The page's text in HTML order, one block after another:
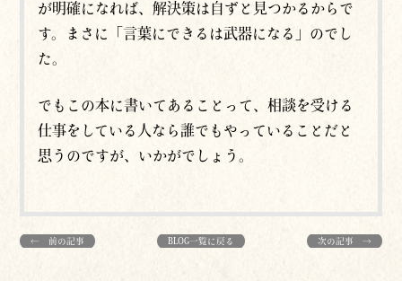
が明確になれば、解決策は自ずと見つかるからで
す。まさに「言葉にできるは武器になる」のでし
た。
でもこの本に書いてあることって、相談を受ける
仕事をしている人なら誰でもやっていることだと
思うのですが、いかがでしょう。
← 前の記事 BLOG一覧に戻る 次の記事 →